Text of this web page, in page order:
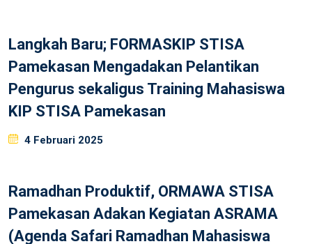
Langkah Baru; FORMASKIP STISA
Pamekasan Mengadakan Pelantikan
Pengurus sekaligus Training Mahasiswa
KIP STISA Pamekasan
Posted
4 Februari 2025
Ramadhan Produktif, ORMAWA STISA
Pamekasan Adakan Kegiatan ASRAMA
(Agenda Safari Ramadhan Mahasiswa